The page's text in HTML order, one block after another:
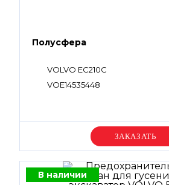
Полусфера
VOLVO EC210C
VOE14535448
Уточняйте цену
В наличии